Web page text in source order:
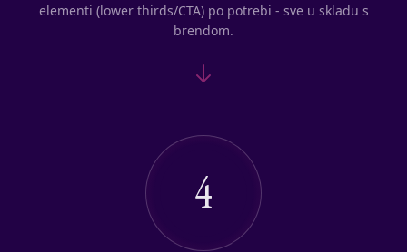
elementi (lower thirds/CTA) po potrebi - sve u skladu s
brendom.
4